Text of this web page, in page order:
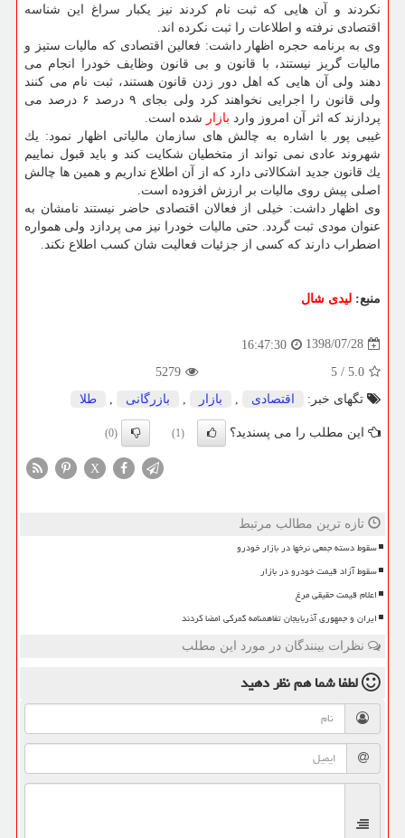
نكردند و آن هایی كه ثبت نام كردند نیز یكبار سراغ این شناسه
اقتصادی نرفته و اطلاعات را ثبت نكرده اند.
وی به برنامه حجره اظهار داشت: فعالین اقتصادی كه مالیات ستیز و
مالیات گریز نیستند، با قانون و بی قانون وظایف خودرا انجام می
دهند ولی آن هایی كه اهل دور زدن قانون هستند، ثبت نام می كنند
ولی قانون را اجرایی نخواهند كرد ولی بجای ۹ درصد ۶ درصد می
پردازند كه اثر آن امروز وارد بازار شده است.
غیبی پور با اشاره به چالش های سازمان مالیاتی اظهار نمود: یك
شهروند عادی نمی تواند از متخطیان شكایت كند و باید قبول نماییم
یك قانون جدید اشكالاتی دارد كه از آن اطلاع نداریم و همین ها چالش
اصلی پیش روی مالیات بر ارزش افزوده است.
وی اظهار داشت: خیلی از فعالان اقتصادی حاضر نیستند نامشان به
عنوان مودی ثبت گردد. حتی مالیات خودرا نیز می پردازد ولی همواره
اضطراب دارند كه كسی از جزئیات فعالیت شان كسب اطلاع نكند.
منبع: لیدی شال
1398/07/28
16:47:30
5.0
/
5
5279
تگهای خبر:
اقتصادی بازار بازرگانی طلا
این مطلب را می پسندید؟ (1)
(0)
X
تازه ترین مطالب مرتبط
سقوط دسته جمعی نرخها در بازار خودرو
سقوط آزاد قیمت خودرو در بازار
اعلام قیمت حقیقی مرغ
ایران و جمهوری آذربایجان تفاهمنامه گمرکی امضا کردند
نظرات بینندگان در مورد این مطلب
لطفا شما همنظر دهید